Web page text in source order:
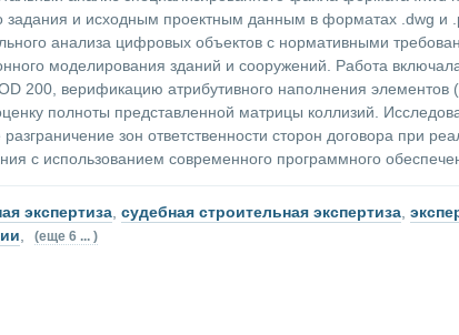
задания и исходным проектным данным в форматах .dwg и
анализа цифровых объектов с нормативными
моделирования зданий и сооружений. Работа
200, верификацию атрибутивного наполнения элементов
полноты представленной матрицы коллизий.
зон ответственности сторон договора при
с использованием современного программного
экспертиза, судебная строительная экспертиза,
, (еще 6 ... )